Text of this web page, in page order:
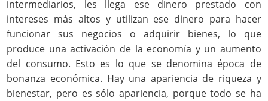
intermediarios, les llega ese dinero prestado con
intereses más altos y utilizan ese dinero para hacer
funcionar sus negocios o adquirir bienes, lo que
produce una activación de la economía y un aumento
del consumo. Esto es lo que se denomina época de
bonanza económica. Hay una apariencia de riqueza y
bienestar, pero es sólo apariencia, porque todo se ha